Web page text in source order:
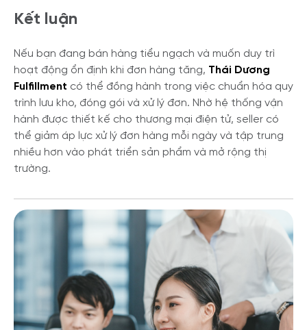
Kết luận
Nếu bạn đang bán hàng tiểu ngạch và muốn duy trì
hoạt động ổn định khi đơn hàng tăng, Thái Dương
Fulfillment có thể đồng hành trong việc chuẩn hóa quy
trình lưu kho, đóng gói và xử lý đơn. Nhờ hệ thống vận
hành được thiết kế cho thương mại điện tử, seller có
thể giảm áp lực xử lý đơn hàng mỗi ngày và tập trung
nhiều hơn vào phát triển sản phẩm và mở rộng thị
trường.